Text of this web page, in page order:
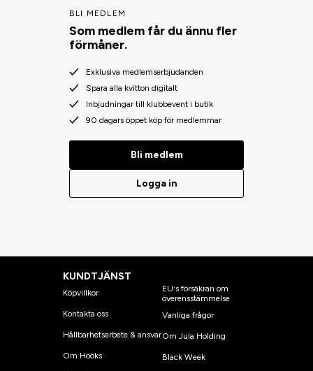
BLI MEDLEM
Som medlem får du ännu fler
förmåner.
Exklusiva medlemserbjudanden
Spara alla kvitton digitalt
Inbjudningar till klubbevent i butik
90 dagars öppet köp för medlemmar
Bli medlem
Logga in
KUNDTJÄNST
Köpvillkor
Kontakta oss
Hållbarhetsarbete & ansvar
Om Hööks
EU:s försäkran om
överensstämmelse
Vanliga frågor
Om Jula Holding
Black Week